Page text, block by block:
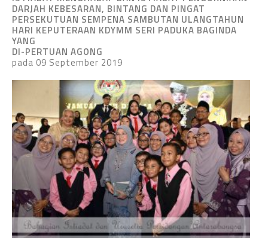
DARJAH KEBESARAN, BINTANG DAN PINGAT
PERSEKUTUAN SEMPENA SAMBUTAN ULANGTAHUN
HARI KEPUTERAAN KDYMM SERI PADUKA BAGINDA
YANG
DI-PERTUAN AGONG
pada 09 September 2019